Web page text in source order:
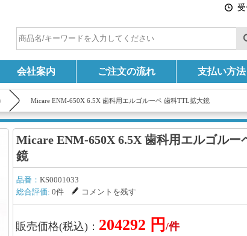
受
会社案内 ご注文の流れ 支払い方法
Micare ENM-650X 6.5X 歯科用エルゴルーペ 歯科TTL拡大鏡
Micare ENM-650X 6.5X 歯科用エルゴルー
鏡
品番： KS0001033
総合評価: 0件 コメントを残す
販売価格(税込)： 204292 円 /件